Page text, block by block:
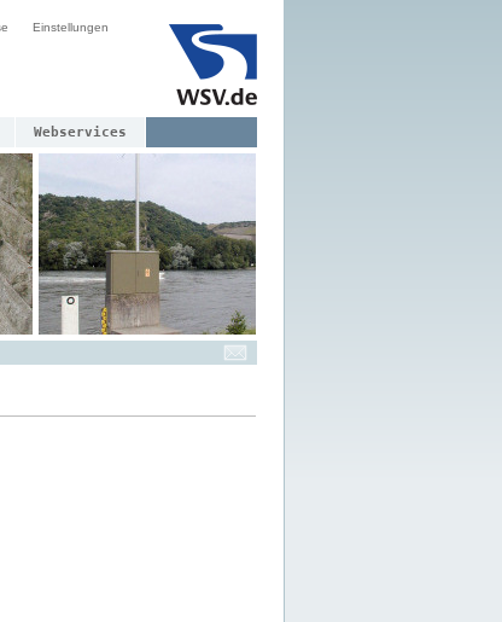
Einstellungen
Webservices